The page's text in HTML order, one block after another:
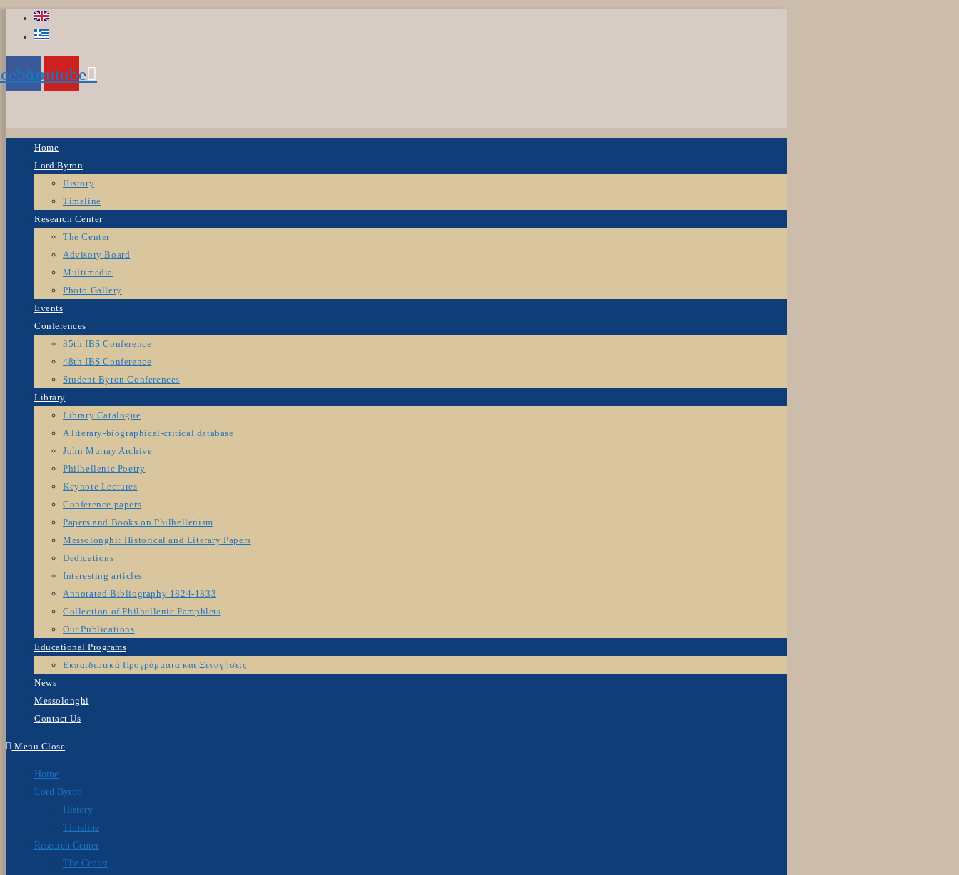
content
Youtube
Home
Lord Byron
History
Timeline
Research Center
The Center
Advisory Board
Multimedia
Photo Gallery
Events
Conferences
35th IBS Conference
48th IBS Conference
Student Byron Conferences
Library
Library Catalogue
A literary-biographical-critical database
John Murray Archive
Philhellenic Poetry
Keynote Lectures
Conference papers
Papers and Books on Philhellenism
Messolonghi: Historical and Literary Papers
Dedications
Interesting articles
Annotated Bibliography 1824-1833
Collection of Philhellenic Pamphlets
Our Publications
Educational Programs
Εκπαιδευτικά Προγράμματα και Ξεναγήσεις
News
Messolonghi
Contact Us
Menu Close
Home
Lord Byron
History
Timeline
Research Center
The Center